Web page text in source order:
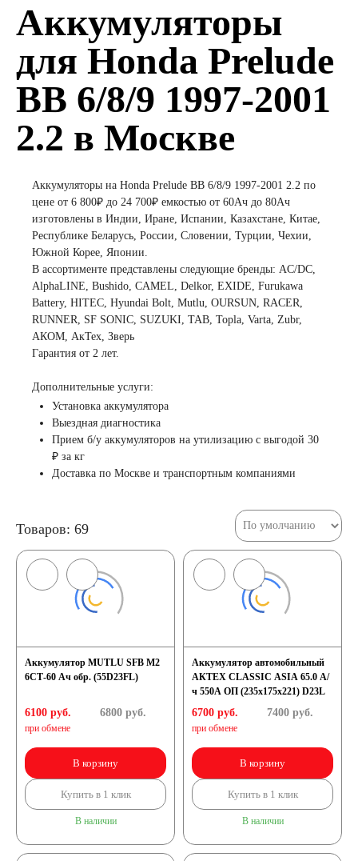
Аккумуляторы
для Honda Prelude
BB 6/8/9 1997-2001
2.2 в Москве
Аккумуляторы на Honda Prelude BB 6/8/9 1997-2001 2.2 по
цене от 6 800₽ до 24 700₽ емкостью от 60Ач до 80Ач
изготовлены в Индии, Иране, Испании, Казахстане, Китае,
Республике Беларусь, России, Словении, Турции, Чехии,
Южной Корее, Японии.
В ассортименте представлены следующие бренды: AC/DC,
AlphaLINE, Bushido, CAMEL, Delkor, EXIDE, Furukawa
Battery, HITEC, Hyundai Bolt, Mutlu, OURSUN, RACER,
RUNNER, SF SONIC, SUZUKI, TAB, Topla, Varta, Zubr,
АКОМ, АкТех, Зверь
Гарантия от 2 лет.
Дополнительные услуги:
Установка аккумулятора
Выездная диагностика
Прием б/у аккумуляторов на утилизацию с выгодой 30
₽ за кг
Доставка по Москве и транспортным компаниями
Товаров: 69
Аккумулятор MUTLU SFB M2
6СТ-60 Ач обр. (55D23FL)
6100 руб.
при обмене
6800руб.
В корзину
Купить в 1 клик
В наличии
Аккумулятор автомобильный
АКТЕХ CLASSIC ASIA 65.0 А/
ч 550А ОП (235x175x221) D23L
6700 руб.
при обмене
7400руб.
В корзину
Купить в 1 клик
В наличии